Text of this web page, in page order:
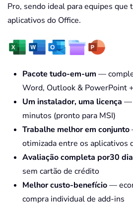
Pro, sendo ideal para equipes que
aplicativos do Office.
Pacote tudo-em-um —
Word, Outlook & PowerPoint
Um instalador, uma licença —
minutos (pronto para MSI)
Trabalhe melhor em conjunto
otimizada entre os aplicativos
Avaliação completa por30
sem cartão de crédito
Melhor custo-benefício—
compra individual de add-ins